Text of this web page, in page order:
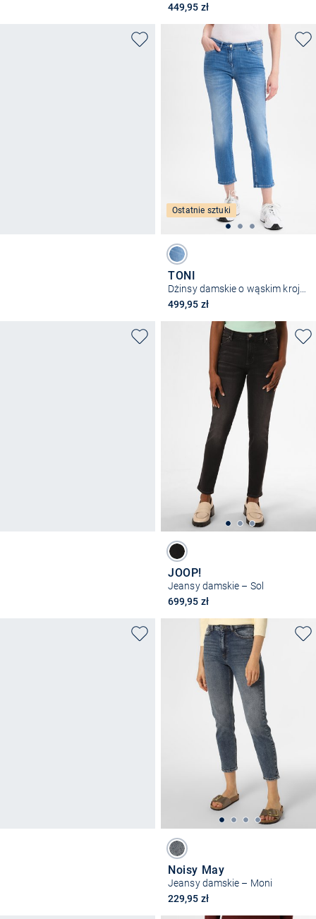
449,95 zł
Ostatnie sztuki
TONI
499,95 zł
JOOP!
Jeansy damskie – Sol
699,95 zł
Noisy May
Jeansy damskie – Moni
229,95 zł